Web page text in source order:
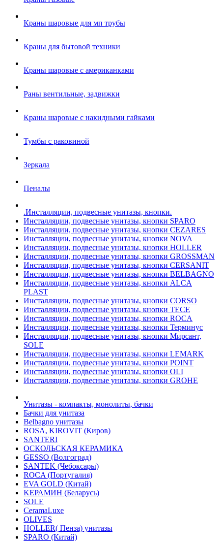
Краны шаровые для мп трубы
Краны для бытовой техники
Краны шаровые с американками
Раны вентильные, задвижки
Краны шаровые с накидными гайками
Тумбы с раковиной
Зеркала
Пеналы
.Инсталляции, подвесные унитазы, кнопки.
Инсталляции, подвесные унитазы, кнопки SPARO
Инсталляции, подвесные унитазы, кнопки CEZARES
Инсталляции, подвесные унитазы, кнопки NOVA
Инсталляции, подвесные унитазы, кнопки HOLLER
Инсталляции, подвесные унитазы, кнопки GROSSMAN
Инсталляции, подвесные унитазы, кнопки CERSANIT
Инсталляции, подвесные унитазы, кнопки BELBAGNO
Инсталляции, подвесные унитазы, кнопки ALCA
PLAST
Инсталляции, подвесные унитазы, кнопки CORSO
Инсталляции, подвесные унитазы, кнопки TECE
Инсталляции, подвесные унитазы, кнопки ROCA
Инсталляции, подвесные унитазы, кнопки Терминус
Инсталляции, подвесные унитазы, кнопки Мирсант,
SOLE
Инсталляции, подвесные унитазы, кнопки LEMARK
Инсталляции, подвесные унитазы, кнопки POINT
Инсталляции, подвесные унитазы, кнопки OLI
Инсталляции, подвесные унитазы, кнопки GROHE
Унитазы - компакты, монолиты, бачки
Бачки для унитаза
Belbagno унитазы
ROSA, KIROVIT (Киров)
SANTERI
ОСКОЛЬСКАЯ КЕРАМИКА
GESSO (Волгоград)
SANTEK (Чебоксары)
ROCA (Португалия)
EVA GOLD (Китай)
KЕРАМИН (Беларусь)
SOLE
CeramaLuxe
OLIVES
HOLLER( Пенза) унитазы
SPARO (Китай)